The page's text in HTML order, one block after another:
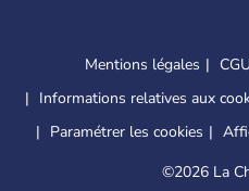
Mentions légales CGU
Informations relatives aux
Paramétrer les cookies
©2026 La